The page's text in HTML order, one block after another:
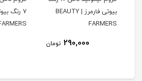
7 رنگ بیوتی فارمرز |
BEAUTY FARMERS
220,000 تومان